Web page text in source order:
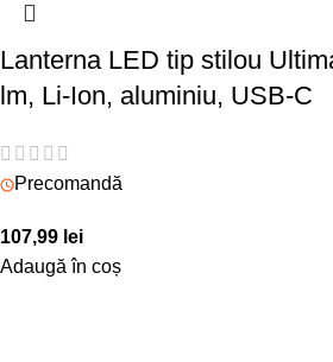
Lanterna LED tip stilou
lm, Li-Ion, aluminiu, USB-C
Precomandă
107,99 lei
Adaugă în coș